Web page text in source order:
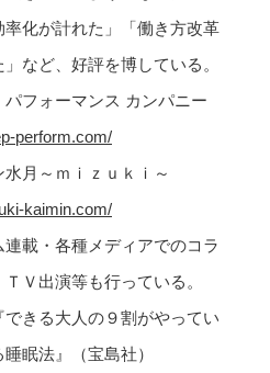
率化が計れた」「働き方改革
など、好評を博している。
パフォーマンス カンパニー
perform.com/
水月～ｍｉｚｕｋｉ～
kaimin.com/
連載・各種メディアでのコラ
ＴＶ出演等も行っている。
できる大人の９割がやってい
眠法』（宝島社）